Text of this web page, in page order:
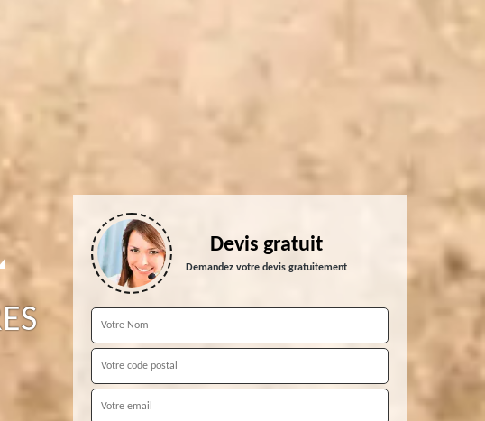
Devis gratuit
Demandez votre devis gratuitement